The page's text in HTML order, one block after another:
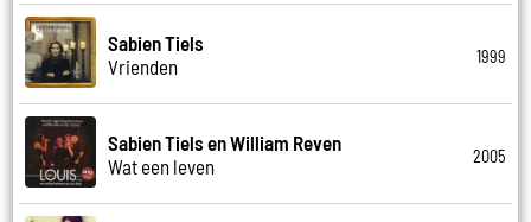
Sabien Tiels
Vrienden
1999
Sabien Tiels en William Reven
Wat een leven
2005